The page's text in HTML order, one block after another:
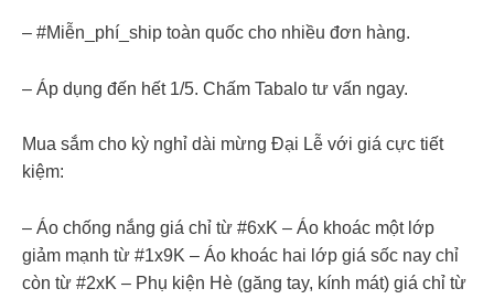
– #Miễn_phí_ship toàn quốc cho nhiều đơn hàng.
– Áp dụng đến hết 1/5. Chấm Tabalo tư vấn ngay.
Mua sắm cho kỳ nghỉ dài mừng Đại Lễ với giá cực tiết
kiệm:
– Áo chống nắng giá chỉ từ #6xK – Áo khoác một lớp
giảm mạnh từ #1x9K – Áo khoác hai lớp giá sốc nay chỉ
còn từ #2xK – Phụ kiện Hè (găng tay, kính mát) giá chỉ từ